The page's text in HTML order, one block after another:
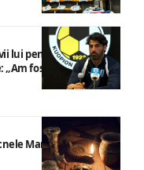
lui pentru a obține
„Am fost foarte
Mari